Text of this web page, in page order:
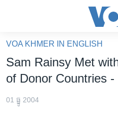
គេហទំព័រ​
ទាក់ទង
និង​
ចិន
VOA KHMER IN ENGLISH
Sam Rainsy Met
of Donor Countries
01 ធ្នូ 2004